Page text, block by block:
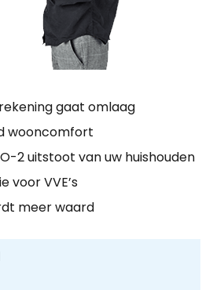
gaat omlaag
wooncomfort
2 uitstoot van uw huishouden
voor VVE’s
meer waard